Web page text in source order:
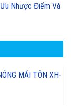
Nhược Điểm Và
MÁI TÔN XH-